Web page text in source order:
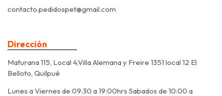
contacto.pedidospet@gmail.com
Dirección
Maturana 115, Local 4,Villa Alemana y Freire 1351 local 12 El
Belloto, Quilpué
Lunes a Viernes de 09:30 a 19:00hrs Sabados de 10:00 a